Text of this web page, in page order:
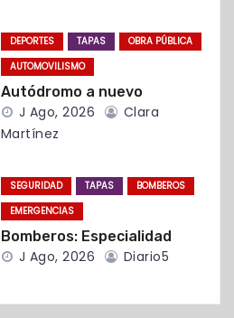
DEPORTES TAPAS
OBRA PÚBLICA
AUTOMOVILISMO
Autódromo a nuevo
J Ago, 2026
Clara
Martínez
SEGURIDAD TAPAS
BOMBEROS
EMERGENCIAS
Bomberos: Especialidad
J Ago, 2026 Diario5